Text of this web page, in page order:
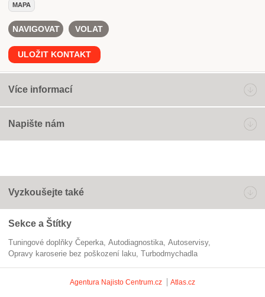
MAPA
NAVIGOVAT VOLAT
ULOŽIT KONTAKT
Více informací
Napište nám
Vyzkoušejte také
Sekce a Štítky
Tuningové doplňky Čeperka autodiagnostika
Autoservisy
opravy karoserie bez poškození laku
turbodmychadla
Agentura Najisto Centrum.cz Atlas.cz